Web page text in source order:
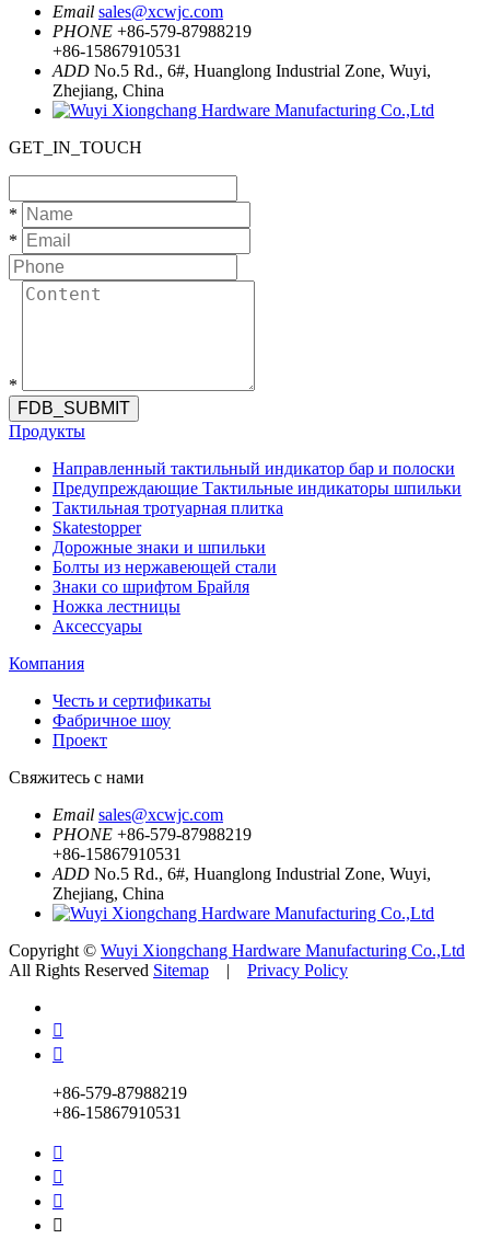
Email sales@xcwjc.com
PHONE +86-579-87988219
+86-15867910531
ADD No.5 Rd., 6#, Huanglong Industrial Zone, Wuyi,
Zhejiang, China
GET_IN_TOUCH
*
*
*
FDB_SUBMIT
Продукты
Направленный тактильный индикатор бар и полоски
Предупреждающие Тактильные индикаторы шпильки
Тактильная тротуарная плитка
Skatestopper
Дорожные знаки и шпильки
Болты из нержавеющей стали
Знаки со шрифтом Брайля
Ножка лестницы
Аксессуары
Компания
Честь и сертификаты
Фабричное шоу
Проект
Свяжитесь с нами
Email sales@xcwjc.com
PHONE +86-579-87988219
+86-15867910531
ADD No.5 Rd., 6#, Huanglong Industrial Zone, Wuyi,
Zhejiang, China
Copyright © Wuyi Xiongchang Hardware Manufacturing Co.,Ltd
All Rights Reserved Sitemap | Privacy Policy


+86-579-87988219
+86-15867910531



